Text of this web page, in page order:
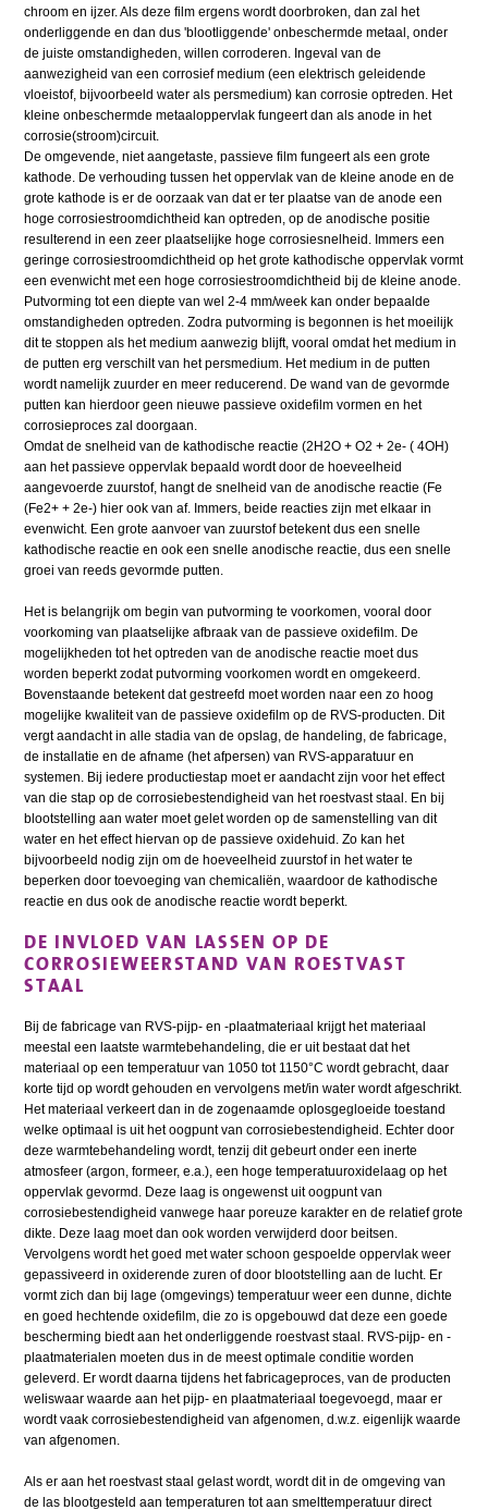
chroom en ijzer. Als deze film ergens wordt doorbroken, dan zal het
onderliggende en dan dus 'blootliggende' onbeschermde metaal, onder
de juiste omstandigheden, willen corroderen. Ingeval van de
aanwezigheid van een corrosief medium (een elektrisch geleidende
vloeistof, bijvoorbeeld water als persmedium) kan corrosie optreden. Het
kleine onbeschermde metaaloppervlak fungeert dan als anode in het
corrosie(stroom)circuit.
De omgevende, niet aangetaste, passieve film fungeert als een grote
kathode. De verhouding tussen het oppervlak van de kleine anode en de
grote kathode is er de oorzaak van dat er ter plaatse van de anode een
hoge corrosiestroomdichtheid kan optreden, op de anodische positie
resulterend in een zeer plaatselijke hoge corrosiesnelheid. Immers een
geringe corrosiestroomdichtheid op het grote kathodische oppervlak vormt
een evenwicht met een hoge corrosiestroomdichtheid bij de kleine anode.
Putvorming tot een diepte van wel 2-4 mm/week kan onder bepaalde
omstandigheden optreden. Zodra putvorming is begonnen is het moeilijk
dit te stoppen als het medium aanwezig blijft, vooral omdat het medium in
de putten erg verschilt van het persmedium. Het medium in de putten
wordt namelijk zuurder en meer reducerend. De wand van de gevormde
putten kan hierdoor geen nieuwe passieve oxidefilm vormen en het
corrosieproces zal doorgaan.
Omdat de snelheid van de kathodische reactie (2H2O + O2 + 2e- ( 4OH)
aan het passieve oppervlak bepaald wordt door de hoeveelheid
aangevoerde zuurstof, hangt de snelheid van de anodische reactie (Fe
(Fe2+ + 2e-) hier ook van af. Immers, beide reacties zijn met elkaar in
evenwicht. Een grote aanvoer van zuurstof betekent dus een snelle
kathodische reactie en ook een snelle anodische reactie, dus een snelle
groei van reeds gevormde putten.
Het is belangrijk om begin van putvorming te voorkomen, vooral door
voorkoming van plaatselijke afbraak van de passieve oxidefilm. De
mogelijkheden tot het optreden van de anodische reactie moet dus
worden beperkt zodat putvorming voorkomen wordt en omgekeerd.
Bovenstaande betekent dat gestreefd moet worden naar een zo hoog
mogelijke kwaliteit van de passieve oxidefilm op de RVS-producten. Dit
vergt aandacht in alle stadia van de opslag, de handeling, de fabricage,
de installatie en de afname (het afpersen) van RVS-apparatuur en
systemen. Bij iedere productiestap moet er aandacht zijn voor het effect
van die stap op de corrosiebestendigheid van het roestvast staal. En bij
blootstelling aan water moet gelet worden op de samenstelling van dit
water en het effect hiervan op de passieve oxidehuid. Zo kan het
bijvoorbeeld nodig zijn om de hoeveelheid zuurstof in het water te
beperken door toevoeging van chemicaliën, waardoor de kathodische
reactie en dus ook de anodische reactie wordt beperkt.
DE INVLOED VAN LASSEN OP DE
CORROSIEWEERSTAND VAN ROESTVAST
STAAL
Bij de fabricage van RVS-pijp- en -plaatmateriaal krijgt het materiaal
meestal een laatste warmtebehandeling, die er uit bestaat dat het
materiaal op een temperatuur van 1050 tot 1150°C wordt gebracht, daar
korte tijd op wordt gehouden en vervolgens met/in water wordt afgeschrikt.
Het materiaal verkeert dan in de zogenaamde oplosgegloeide toestand
welke optimaal is uit het oogpunt van corrosiebestendigheid. Echter door
deze warmtebehandeling wordt, tenzij dit gebeurt onder een inerte
atmosfeer (argon, formeer, e.a.), een hoge temperatuuroxidelaag op het
oppervlak gevormd. Deze laag is ongewenst uit oogpunt van
corrosiebestendigheid vanwege haar poreuze karakter en de relatief grote
dikte. Deze laag moet dan ook worden verwijderd door beitsen.
Vervolgens wordt het goed met water schoon gespoelde oppervlak weer
gepassiveerd in oxiderende zuren of door blootstelling aan de lucht. Er
vormt zich dan bij lage (omgevings) temperatuur weer een dunne, dichte
en goed hechtende oxidefilm, die zo is opgebouwd dat deze een goede
bescherming biedt aan het onderliggende roestvast staal. RVS-pijp- en -
plaatmaterialen moeten dus in de meest optimale conditie worden
geleverd. Er wordt daarna tijdens het fabricageproces, van de producten
weliswaar waarde aan het pijp- en plaatmateriaal toegevoegd, maar er
wordt vaak corrosiebestendigheid van afgenomen, d.w.z. eigenlijk waarde
van afgenomen.
Als er aan het roestvast staal gelast wordt, wordt dit in de omgeving van
de las blootgesteld aan temperaturen tot aan smelttemperatuur direct